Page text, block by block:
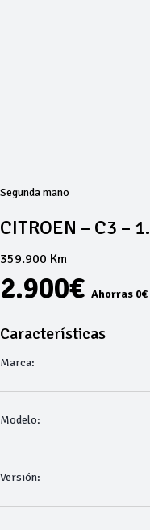
Segunda mano
CITROEN – C3 –
359.900 Km
2.900€ Ahorras 0€
Características
Marca:
Modelo:
Versión: